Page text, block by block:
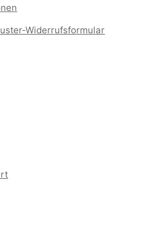
Widerrufsformular